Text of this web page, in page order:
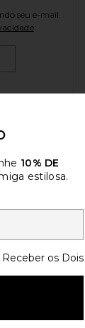
seu e-mail.
10% DE
estilosa.
Receber os Dois